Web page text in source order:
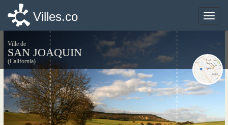
Toggle
Villes.co
Ville de
SAN JOAQUIN
(California)
Toggle
Villes.co